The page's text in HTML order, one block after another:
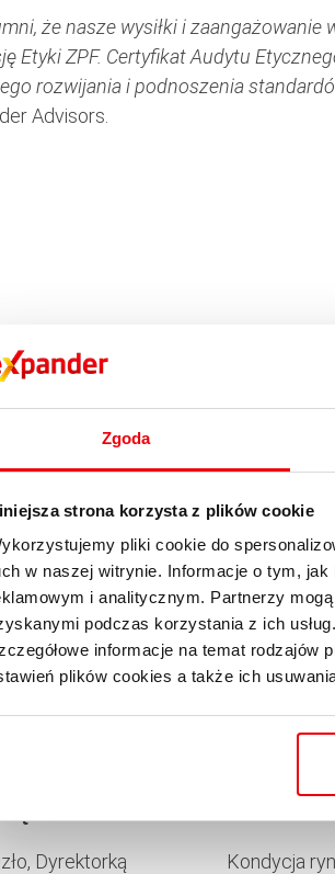
Zgoda
strona korzysta z plików cookie
pliki cookie do
w naszej witrynie. Informacje o tym,
i analitycznym. Partnerzy
podczas korzystania z ich usług.
informacje na temat
plików cookies a także ich
że nasze wysiłki i zaangażowanie
Etyki ZPF. Certyfikat Audytu
rozwijania i podnoszenia
Advisors.
Wlizło
Dyrektorką
Kondycja